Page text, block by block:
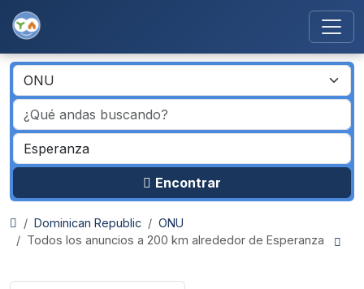
Encontrar
Dominican Republic
ONU
Todos los anuncios a 200 km alrededor de Esperanza